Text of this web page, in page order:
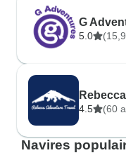
G
5.0
4.5 (60
Navires